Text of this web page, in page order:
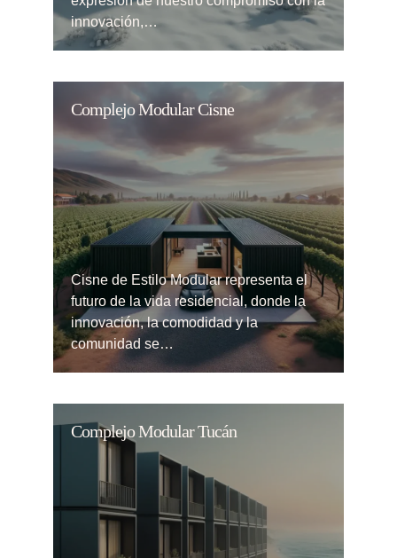
innovación,…
Complejo Modular Cisne
Cisne de Estilo Modular representa el
futuro de la vida residencial, donde la
innovación, la comodidad y la
comunidad se…
Complejo Modular Tucán